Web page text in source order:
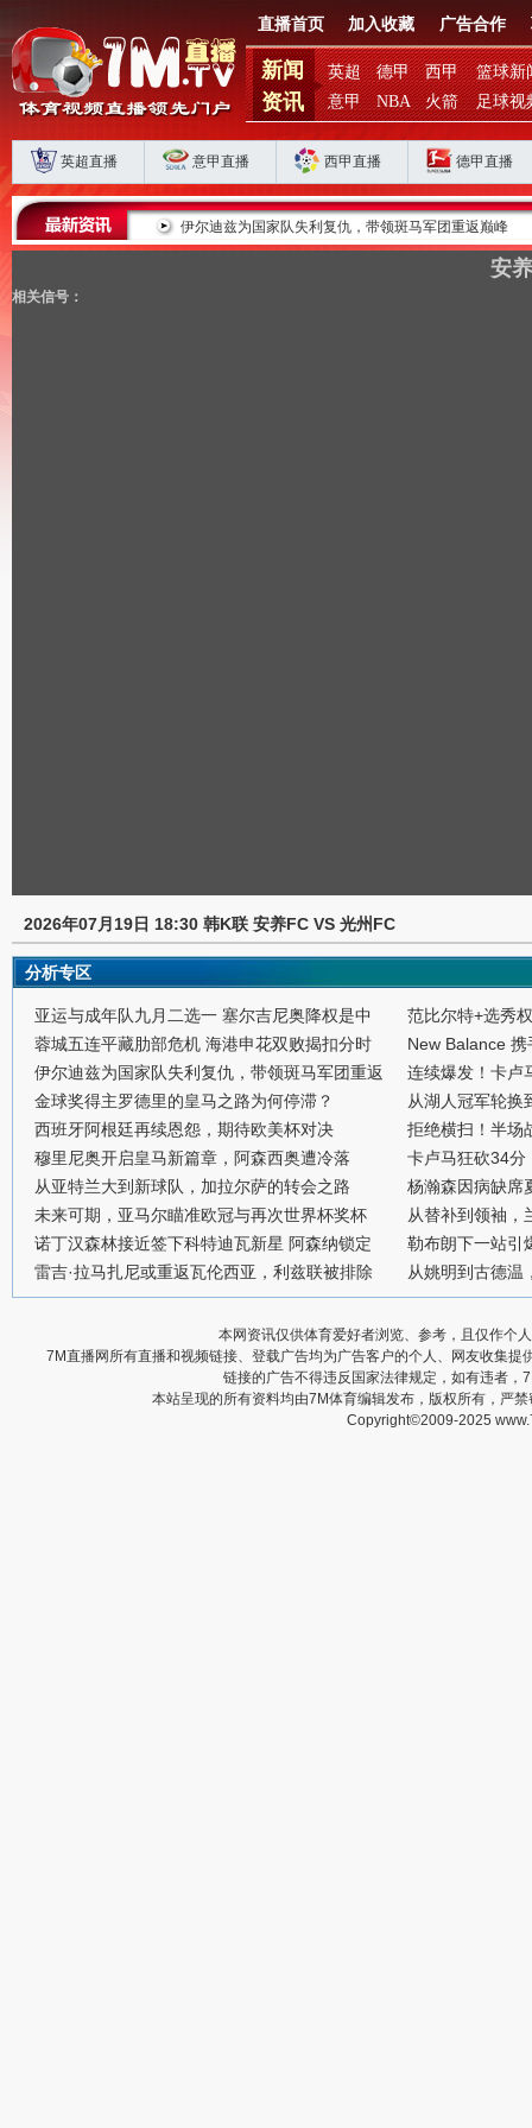
直播首页 加入收藏 广告合作
新闻
资讯
英超 德甲 西甲
篮球新
意甲
NBA 火箭 足球视
英超直播 意甲直播 西甲直播 德甲直播
扣分时代生存 伊尔迪兹为国家队失利复仇，带领斑马军团重返巅峰
安
相关信号：
2026年07月19日 18:30 韩K联 安养FC VS 光州FC
分析专区
亚运与成年队九月二选一 塞尔吉尼奥降权是中
蓉城五连平藏肋部危机 海港申花双败揭扣分时
伊尔迪兹为国家队失利复仇，带领斑马军团重返
金球奖得主罗德里的皇马之路为何停滞？
西班牙阿根廷再续恩怨，期待欧美杯对决
穆里尼奥开启皇马新篇章，阿森西奥遭冷落
从亚特兰大到新球队，加拉尔萨的转会之路
未来可期，亚马尔瞄准欧冠与再次世界杯奖杯
诺丁汉森林接近签下科特迪瓦新星 阿森纳锁定
雷吉·拉马扎尼或重返瓦伦西亚，利兹联被排除
范比尔特+选秀
New Balance
连续爆发！卡卢
从湖人冠军轮换
拒绝横扫！半场
卡卢马狂砍34分
杨瀚森因病缺席
从替补到领袖，
勒布朗下一站引
从姚明到古德温
本网资讯仅供体育爱好者浏览、参考，且仅作个
7M直播网所有直播和视频链接、登载广告均为广告客户的个人、网友收集
链接的广告不得违反国家法律规定，如有违者
本站呈现的所有资料均由7M体育编辑发布，版权所有，严
Copyright©2009-2025